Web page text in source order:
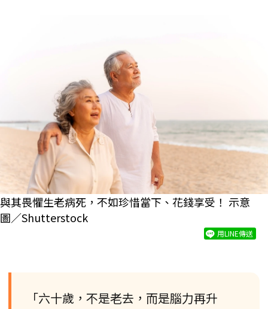
與其畏懼生老病死，不如珍惜當下、花錢享受！ 示意
圖／Shutterstock
用LINE傳送
「六十歲，不是老去，而是腦力再升